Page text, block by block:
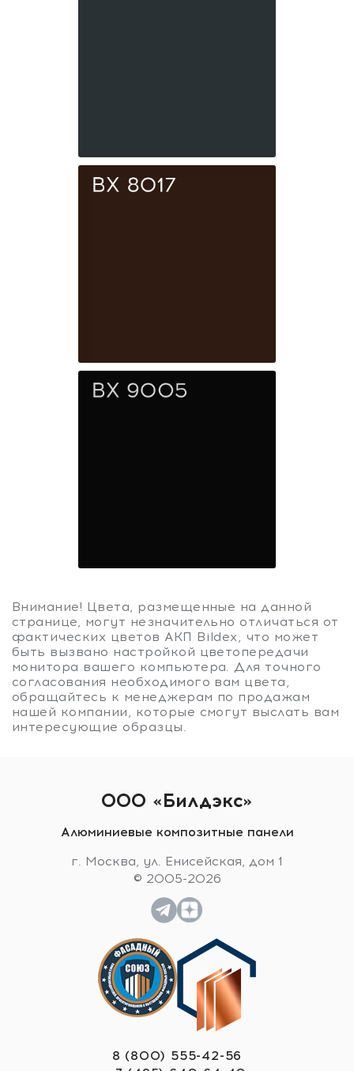
BX 7016
BX 8017
BX 9005
Чёрный
Внимание! Цвета, размещенные на данной
странице, могут незначительно отличаться от
фактических цветов АКП Bildex, что может
быть вызвано настройкой цветопередачи
монитора вашего компьютера. Для точного
согласования необходимого вам цвета,
обращайтесь к менеджерам по продажам
нашей компании, которые смогут выслать вам
интересующие образцы.
ООО «Билдэкс»
Алюминиевые композитные панели
г. Москва, ул. Енисейская, дом 1
© 2005-2026
8 (800) 555-42-56